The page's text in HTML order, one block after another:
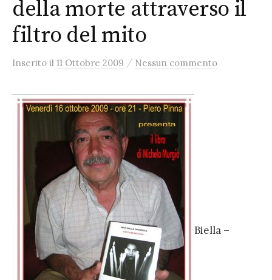
della morte attraverso il
filtro del mito
Inserito il 11 Ottobre 2009 / Nessun commento
Biella –